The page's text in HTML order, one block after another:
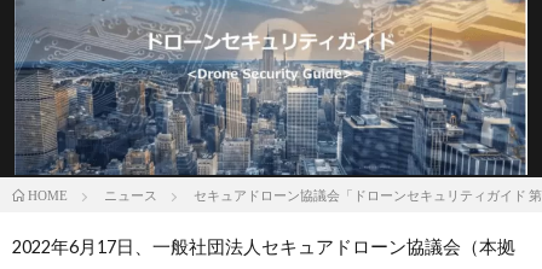
HOME ニュース セキュアドローン協議会「ドローンセキュリティガイド
2022年6月17日、一般社団法人セキュアドローン協議会（本拠